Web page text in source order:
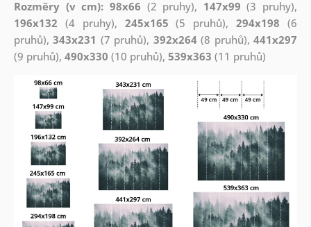
Rozměry (v cm): 98x66 (2 pruhy), 147x99 (3 pruhy),
196x132 (4 pruhy), 245x165 (5 pruhů),294x198 (6
pruhů),343x231 (7 pruhů), 392x264(8 pruhů),441x297
(9 pruhů), 490x330 (10 pruhů), 539x363 (11 pruhů)